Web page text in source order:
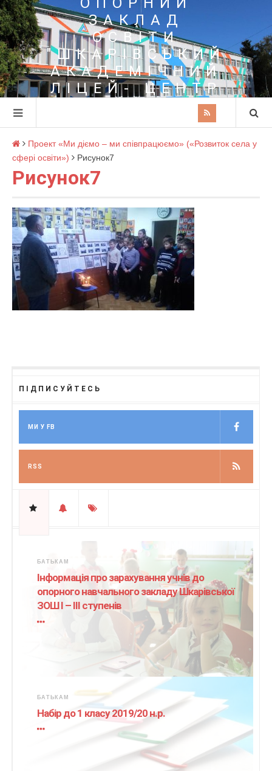
ЗАКЛАД
ОСВІТИ
"ШКАРІВСЬКИЙ
АКАДЕМІЧНИЙ
ЛІЦЕЙ- ЦЕНТР
ПОЗАШКІЛЬНОЇ
Проект «Ми діємо – ми співпрацюємо» («Розвиток села у
сфері освіти»)
Рисунок7
Рисунок7
ПІДПИСУЙТЕСЬ
МИ У FB
RSS
БАТЬКАМ
Інформація про зарахування учнів до
опорного навчального закладу Шкарівської
ЗОШ І – ІІІ ступенів
БАТЬКАМ
Набір до 1 класу 2019/20 н.р.